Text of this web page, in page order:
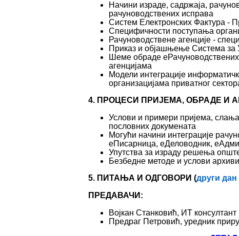
Начини израде, садржаја,
рачуноводствених исправа
Систем Електронских Фактура -
Специфичности поступања
Рачуноводствене агенције -
Приказ и објашњење Система за
Шеме обраде
агенцијама
Модели интеграције
организацијама приватног
4. ПРОЦЕСИ ПРИЈЕМА, ОБРАДЕ И
Услови и примери пријема,
пословних докумената
Могући начини интеграције
еПисарница, еДеловодник,
Упутства за израду решења
Безбедне методе и услови
5. ПИТАЊА И ОДГОВОРИ (други
ПРЕДАВАЧИ:
Војкан Станковић, ИТ
Предраг Петровић, уредник